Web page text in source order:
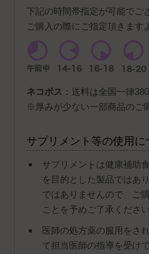
下記の時間帯指定が可能でご
ご購入の際にご指定頂きます
ネコポス ：送料は全国一律
※厚みが少ない一部商品のご
サプリメント等の使用に
サプリメントは健康補助
を目的とした製品ではあ
ではありませんので、ご
ことを予めご了承くださ
医師の処方薬の服用をさ
て担当医師の指導を受け